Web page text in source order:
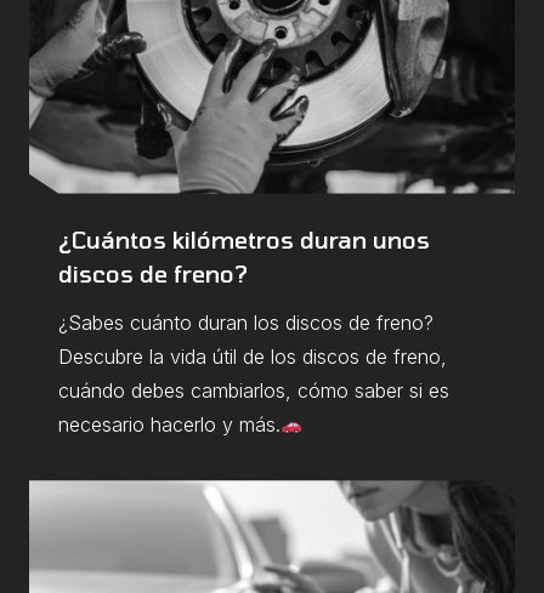
¿Cuántos kilómetros duran unos
discos de freno?
¿Sabes cuánto duran los discos de freno?
Descubre la vida útil de los discos de freno,
cuándo debes cambiarlos, cómo saber si es
necesario hacerlo y más.